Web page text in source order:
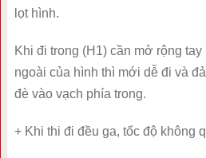
lọt hình.
Khi đi trong (H1) cần mở rộng
ngoài của hình thì mới dễ đi và
đè vào vạch phía trong.
+ Khi thi đi đều ga, tốc độ không